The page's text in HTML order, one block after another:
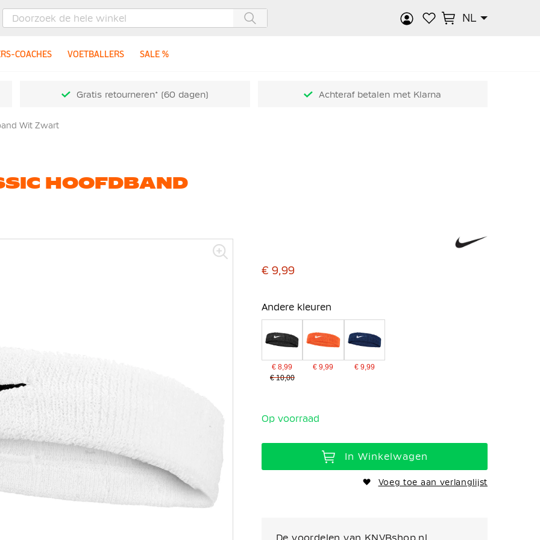
NL
COACHES VOETBALLERS SALE %
Gratis retourneren* (60 dagen) Achteraf betalen met Klarna
Wit Zwart
HOOFDBAND
€ 9,99
Andere kleuren
€ 8,99
€ 10,00
€ 9,99 € 9,99
Op voorraad
In Winkelwagen
Voeg toe aan verlanglijst